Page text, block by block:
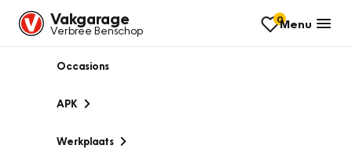
Vakgarage
Verbree Benschop
0Menu
Occasions
APK
Werkplaats